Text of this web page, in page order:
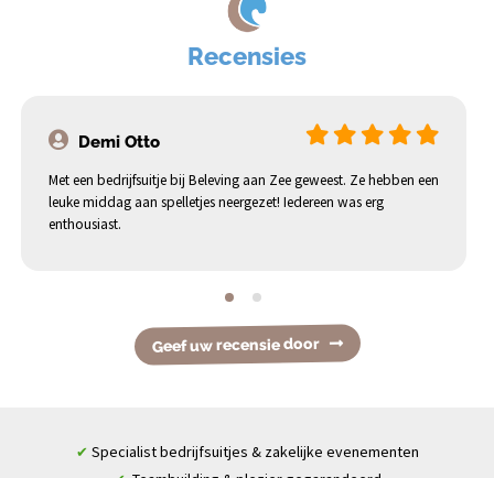
Recensies
Demi Otto
Met een bedrijfsuitje bij Beleving aan Zee geweest. Ze hebben een
leuke middag aan spelletjes neergezet! Iedereen was erg
enthousiast.
Geef uw recensie door
✔ Specialist bedrijfsuitjes & zakelijke evenementen